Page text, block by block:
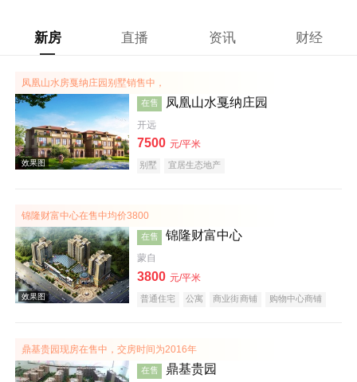
新房 直播 资讯 财经
凤凰山水房戛纳庄园别墅销售中，
效果图
在售 凤凰山水戛纳庄园
开远
7500 元/平米
别墅 宜居生态地产
锦隆财富中心在售中均价3800
在售 锦隆财富中心
蒙自
3800 元/平米
普通住宅 公寓 商业街商铺
购物中心商铺
鼎基贵园现房在售中，交房时间为2016年
在售 鼎基贵园